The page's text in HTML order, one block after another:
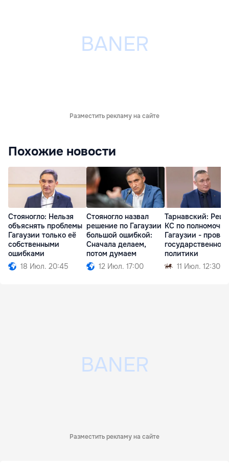
Разместить рекламу на сайте
Похожие новости
Стояногло: Нельзя
объяснять проблемы
Гагаузии только её
собственными
ошибками
18 Июл. 20:45
Стояногло назвал
решение по Гагаузии
большой ошибкой:
Сначала делаем,
потом думаем
12 Июл. 17:00
Тарнавский:
КС по
Гагаузии - провал
государственной
политики
11 Июл. 12:30
Разместить рекламу на сайте